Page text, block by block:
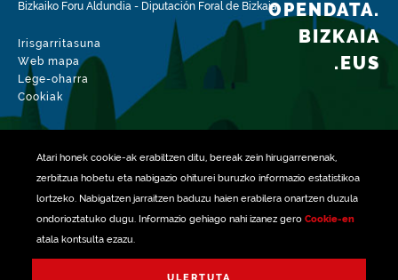
Atari honek cookie-ak erabiltzen ditu, bereak zein hirugarrenenak,
zerbitzua hobetu eta nabigazio ohiturei buruzko informazio estatistikoa
lortzeko. Nabigatzen jarraitzen baduzu haien erabilera onartzen duzula
ondorioztatuko dugu. Informazio gehiago nahi izanez gero Cookie-en
atala kontsulta ezazu.
Bizkaiko Foru Aldundia - Diputación Foral de Bizkaia
Irisgarritasuna
Web mapa
Lege-oharra
Cookiak
OPENDATA.
BIZKAIA
.EUS